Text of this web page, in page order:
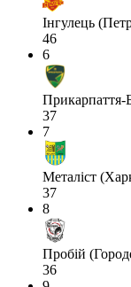
Інгулець
46
6
Прикарпаття-
37
7
Металіст
37
8
Пробій
36